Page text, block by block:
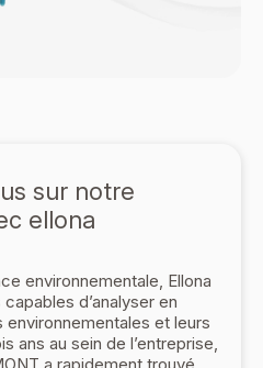
sur notre
ellona
environnementale, Ellona
d’analyser en
et leurs
ans au sein de l’entreprise,